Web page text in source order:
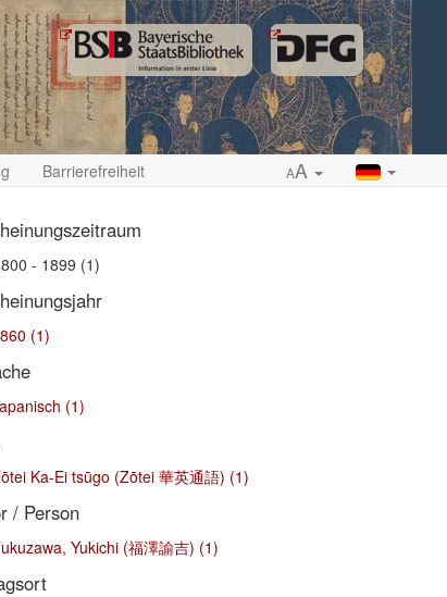
Barrierefreiheit AA
- 1899 (1)
(1)
(1)
Ka-Ei tsūgo (Zōtei 華英通語) (1)
/ Person
Yukichi (福澤諭吉) (1)